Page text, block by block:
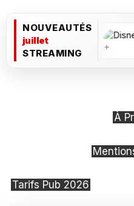
NOUVEAUTÉS
juillet
STREAMING
À
Tarifs Pub 2026